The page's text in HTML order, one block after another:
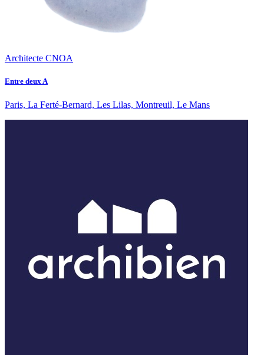
Architecte CNOA
Entre deux A
Paris, La Ferté-Bernard, Les Lilas, Montreuil, Le Mans